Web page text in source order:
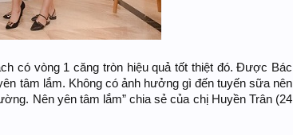
có vòng 1 căng tròn hiệu quả tốt thiệt đó. Được Bác
tâm lắm. Không có ảnh hưởng gì đến tuyến sữa nên
Nên yên tâm lắm” chia sẻ của chị Huyền Trân (24